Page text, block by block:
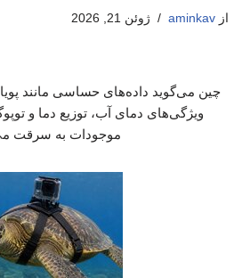
از aminkav ژوئن 21, 2026
چین می‌گوید داده‌های حساسی مانند
ویژگی‌های دمای آب، توزیع دما و
موجودات به سرقت